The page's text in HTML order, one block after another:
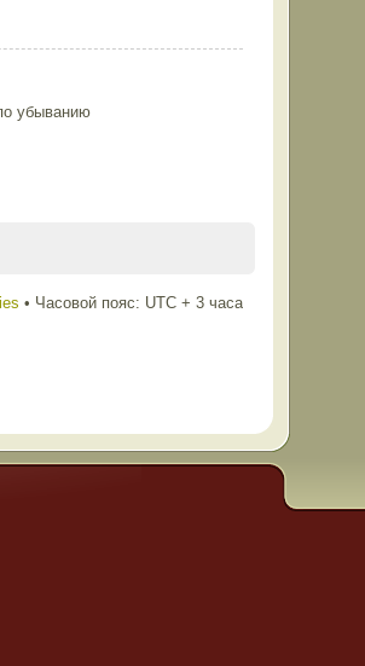
убыванию
• Часовой пояс: UTC + 3 часа